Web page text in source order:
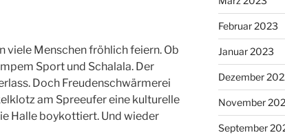
viele Menschen fröhlich feiern. Ob
Sport und Schalala. Der
Doch Freudenschwärmerei
am Spreeufer eine kulturelle
Halle boykottiert. Und wieder
Februar 2023
Januar 2023
Dezember
November
September